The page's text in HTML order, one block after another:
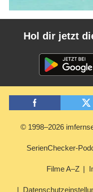
Hol dir jetzt
© 1998–2026
SerienChecker-
Filme A–Z